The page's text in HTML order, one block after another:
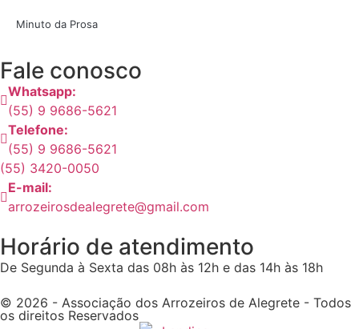
Minuto da Prosa
Fale conosco
Whatsapp:
(55) 9 9686-5621
Telefone:
(55) 9 9686-5621
(55) 3420-0050
E-mail:
arrozeirosdealegrete@gmail.com
Horário de atendimento
De Segunda à Sexta das 08h às 12h e das 14h às 18h
© 2026 - Associação dos Arrozeiros de Alegrete - Todos
os direitos Reservados